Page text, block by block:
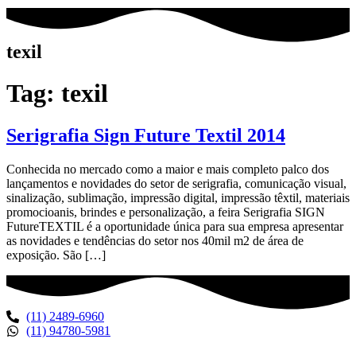
texil
Tag: texil
Serigrafia Sign Future Textil 2014
Conhecida no mercado como a maior e mais completo palco dos
lançamentos e novidades do setor de serigrafia, comunicação visual,
sinalização, sublimação, impressão digital, impressão têxtil, materiais
promocioanis, brindes e personalização, a feira Serigrafia SIGN
FutureTEXTIL é a oportunidade única para sua empresa apresentar
as novidades e tendências do setor nos 40mil m2 de área de
exposição. São […]
(11) 2489-6960
(11) 94780-5981